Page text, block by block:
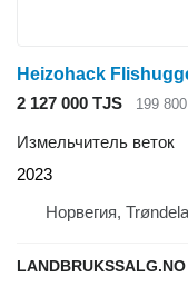
Heizohack
2 127 000 TJS
199
Измельчитель веток
2023
Норвегия,
LANDBRUKSSALG.NO